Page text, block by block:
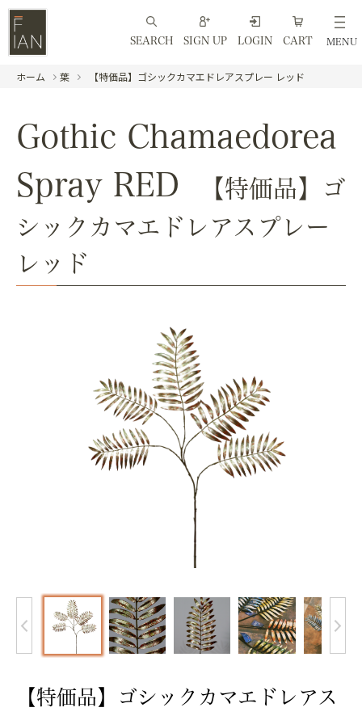
SEARCH SIGN UP LOGIN CART MENU
ホーム 葉 【特価品】ゴシックカマエドレアスプレー レッド
Gothic Chamaedorea
Spray RED
【特価品】ゴ
シックカマエドレアスプレー
レッド
【特価品】ゴシックカマエドレアス